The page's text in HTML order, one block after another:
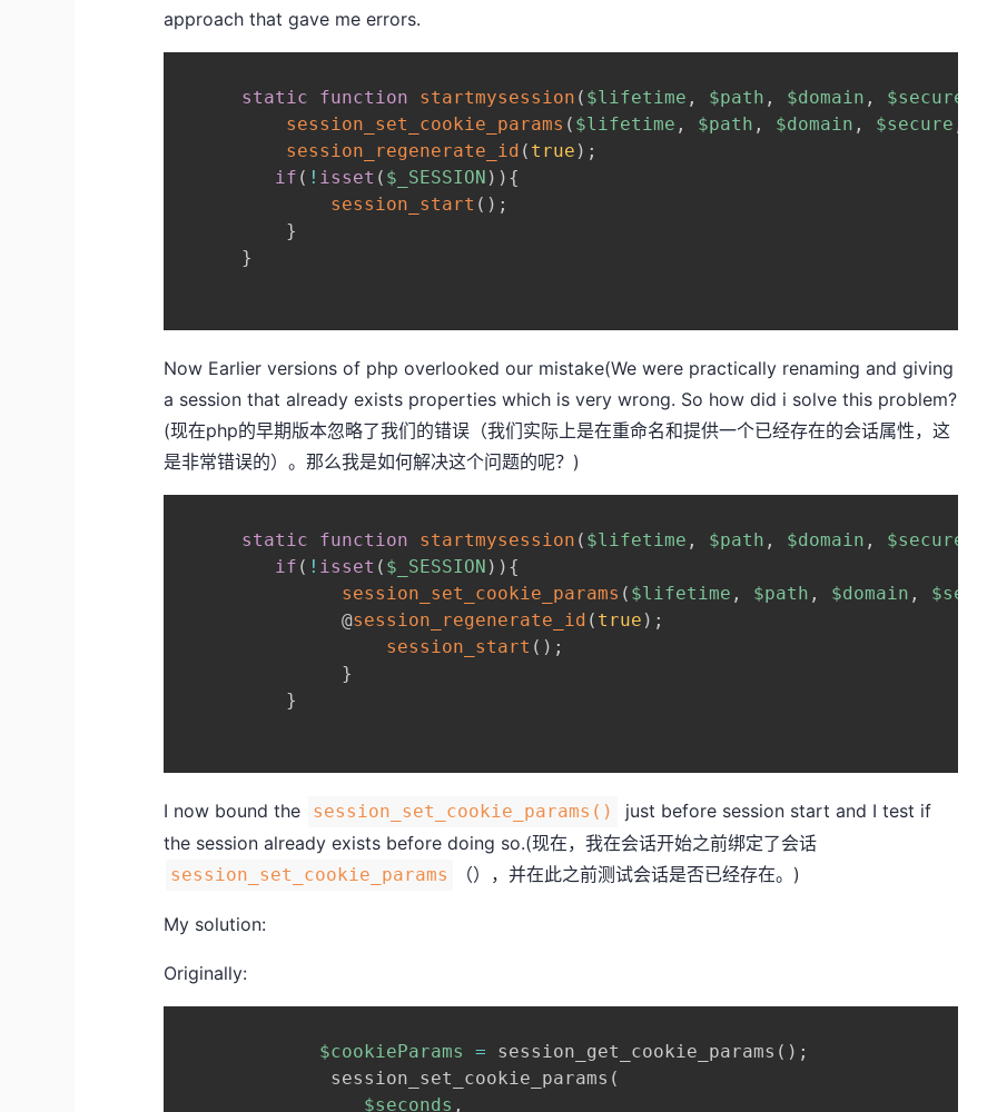
approach that gave me errors.
static function startmysession ( $lifetime , $path , $domain , $secure
session_set_cookie_params ( $lifetime , $path , $domain , $secure
session_regenerate_id ( true ) ;
if ( ! isset ( $_SESSION ) ) {
session_start ( ) ;
}
}
Now Earlier versions of php overlooked our mistake(We were practically renaming and giving
a session that already exists properties which is very wrong. So how did i solve this problem?
(现在php的早期版本忽略了我们的错误（我们实际上是在重命名和提供一个已经存在的会话属性，这
是非常错误的）。那么我是如何解决这个问题的呢？)
static function startmysession ( $lifetime , $path , $domain , $secure
if ( ! isset ( $_SESSION ) ) {
session_set_cookie_params ( $lifetime , $path , $domain ,
               @
session_regenerate_id ( true ) ;
session_start ( ) ;
}
}
I now bound the session_set_cookie_params()
just before session start and I test if
the session already exists before doing so.(现在，我在会话开始之前绑定了会话
session_set_cookie_params （），并在此之前测试会话是否已经存在。)
My solution:
Originally:
$cookieParams = session_get_cookie_params ( ) ;
              session_set_cookie_params
(
$seconds ,